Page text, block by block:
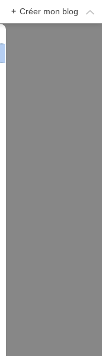
+ Créer mon blog